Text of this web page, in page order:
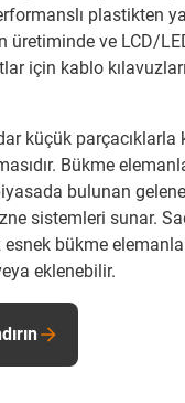
plastikten
üretiminde ve LCD/
için kablo
küçük
Bükme
bulunan
sistemleri sunar.
bükme
eklenebilir.